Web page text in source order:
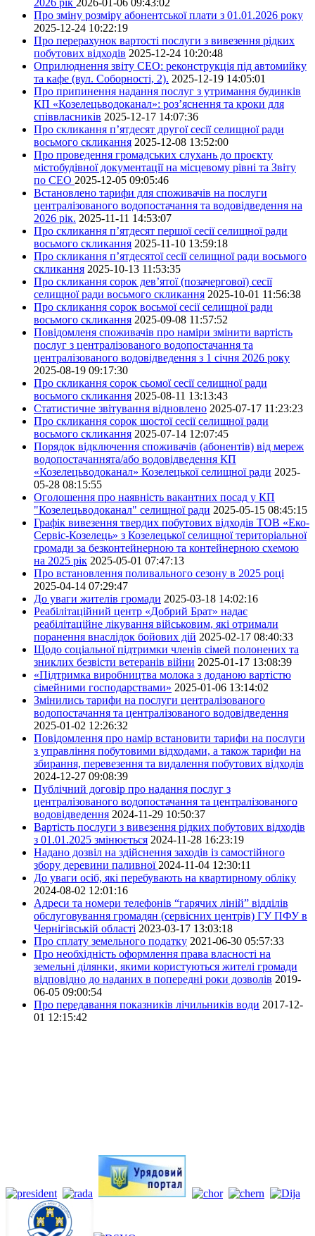
Про зміну розміру абонентської плати з 01.01.2026 року
2025-12-24 10:22:19
Про перерахунок вартості послуги з вивезення рідких
побутових відходів 2025-12-24 10:20:48
Оприлюднення звіту СЕО: реконструкція під автомийку
та кафе (вул. Соборності, 2). 2025-12-19 14:05:01
Про припинення надання послуг з утримання будинків
КП «Козелецьводоканал»: роз’яснення та кроки для
співвласників 2025-12-17 14:07:36
Про скликання п’ятдесят другої сесії селищної ради
восьмого скликання 2025-12-08 13:52:00
Про проведення громадських слухань до проєкту
містобудівної документації на місцевому рівні та Звіту
по СЕО 2025-12-05 09:05:46
Встановлено тарифи для споживачів на послуги
централізованого водопостачання та водовідведення на
2026 рік. 2025-11-11 14:53:07
Про скликання п’ятдесят першої сесії селищної ради
восьмого скликання 2025-11-10 13:59:18
Про скликання п’ятдесятої сесії селищної ради восьмого
скликання 2025-10-13 11:53:35
Про скликання сорок дев’ятої (позачергової) сесії
селищної ради восьмого скликання 2025-10-01 11:56:38
Про скликання сорок восьмої сесії селищної ради
восьмого скликання 2025-09-08 11:57:52
Повідомленя споживачів про наміри змінити вартість
послуг з централізованого водопостачання та
централізованого водовідведення з 1 січня 2026 року
2025-08-19 09:17:30
Про скликання сорок сьомої сесії селищної ради
восьмого скликання 2025-08-11 13:13:43
Статистичне звітування відновлено 2025-07-17 11:23:23
Про скликання сорок шостої сесії селищної ради
восьмого скликання 2025-07-14 12:07:45
Порядок відключення споживачів (абонентів) від мереж
водопостачаннята/або водовідведення КП
«Козелецьводоканал» Козелецької селищної ради 2025-
05-28 08:15:55
Оголошення про наявність вакантних посад у КП
"Козелецьводоканал" селищної ради 2025-05-15 08:45:15
Графік вивезення твердих побутових відходів ТОВ «Еко-
Сервіс-Козелець» з Козелецької селищної територіальної
громади за безконтейнерною та контейнерною схемою
на 2025 рік 2025-05-01 07:47:13
Про встановлення поливального сезону в 2025 році
2025-04-14 07:29:47
До уваги жителів громади 2025-03-18 14:02:16
Реабілітаційний центр «Добрий Брат» надає
реабілітаційне лікування військовим, які отримали
поранення внаслідок бойових дій 2025-02-17 08:40:33
Щодо соціальної підтримки членів сімей полонених та
зниклих безвісти ветеранів війни 2025-01-17 13:08:39
«Підтримка виробництва молока з доданою вартістю
сімейними господарствами» 2025-01-06 13:14:02
Змінились тарифи на послуги централізованого
водопостачання та централізованого водовідведення
2025-01-02 12:26:32
Повідомлення про намір встановити тарифи на послуги
з управління побутовими відходами, а також тарифи на
збирання, перевезення та видалення побутових відходів
2024-12-27 09:08:39
Публічний договір про надання послуг з
централізованого водопостачання та централізованого
водовідведення 2024-11-29 10:50:37
Вартість послуги з вивезення рідких побутових відходів
з 01.01.2025 змінюється 2024-11-28 16:23:19
Надано дозвіл на здійснення заходів із самостійного
збору деревини паливної 2024-11-04 12:30:11
До уваги осіб, які перебувають на квартирному обліку
2024-08-02 12:01:16
Адреси та номери телефонів “гарячих ліній” відділів
обслуговування громадян (сервісних центрів) ГУ ПФУ в
Чернігівській області 2023-03-17 13:03:18
Про сплату земельного податку 2021-06-30 05:57:33
Про необхідність оформлення права власності на
земельні ділянки, якими користуються жителі громади
відповідно до наданих в попередні роки дозволів 2019-
06-05 09:00:54
Про передавання показників лічильників води 2017-12-
01 12:15:42